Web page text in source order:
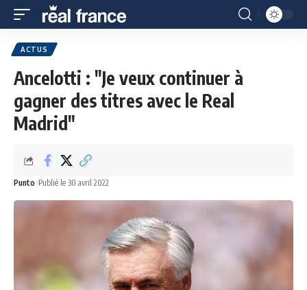
ACTUS
Ancelotti : "Je veux continuer à
gagner des titres avec le Real
Madrid"
Punto Publié le 30 avril 2022